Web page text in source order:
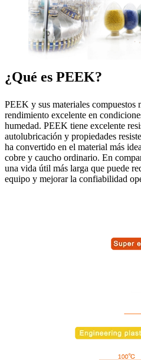
¿Qué es PEEK?
PEEK y sus materiales compuestos
rendimiento excelente en
humedad. PEEK tiene excelente
autolubricación y propiedades
ha convertido en el material más
cobre y caucho ordinario. En
una vida útil más larga que puede
equipo y mejorar la confiabilidad